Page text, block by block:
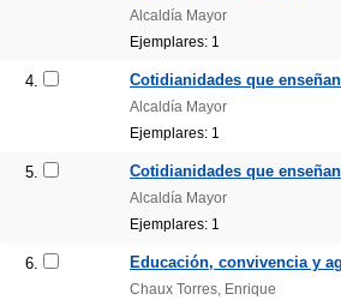
Alcaldía Mayor
Ejemplares: 1
4. Cotidianidades que enseñan
Alcaldía Mayor
Ejemplares: 1
5. Cotidianidades que enseñan
Alcaldía Mayor
Ejemplares: 1
6. Educación, convivencia y
Chaux Torres, Enrique